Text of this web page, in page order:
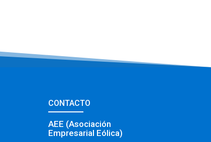
CONTACTO
AEE (Asociación
Empresarial Eólica)